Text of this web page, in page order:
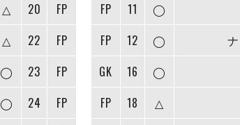
△ 20
FP
△ 22
FP
◯ 23
FP
◯ 24
FP
FP
11 ◯
FP
12 ◯
GK
16 ◯
FP
18 △